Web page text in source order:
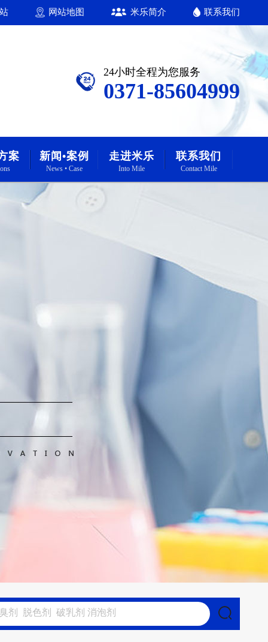
网站地图 米乐简介 联系我们
24小时全程为您服务
0371-85604999
案 新闻•案例
News • Case
走进米乐
Into Mile
联系我们
Contact Mile